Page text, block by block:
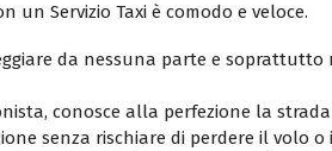
un Servizio Taxi è comodo e veloce.
da nessuna parte e
conosce alla perfezione la
senza rischiare di perdere il volo o